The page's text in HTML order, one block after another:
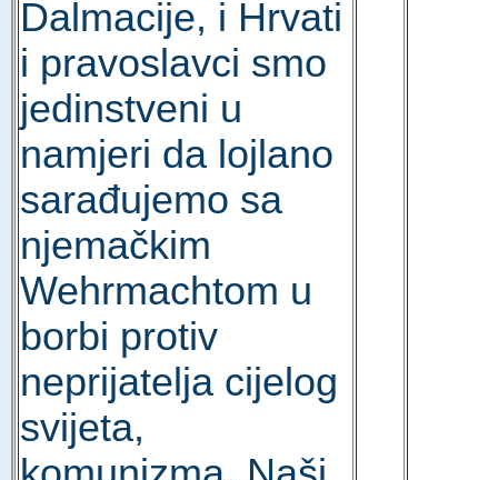
Dalmacije, i Hrvati
i pravoslavci smo
jedinstveni u
namjeri da lojlano
sarađujemo sa
njemačkim
Wehrmachtom u
borbi protiv
neprijatelja cijelog
svijeta,